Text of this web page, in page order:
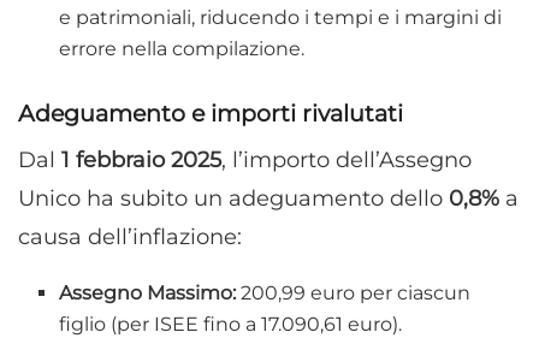
e patrimoniali, riducendo i tempi e i margini di
errore nella compilazione.
Adeguamento e importi rivalutati
Dal 1 febbraio 2025, l’importo dell’Assegno
Unico ha subito un adeguamento dello 0,8% a
causa dell’inflazione:
Assegno Massimo: 200,99 euro per ciascun
figlio (per ISEE fino a 17.090,61 euro).